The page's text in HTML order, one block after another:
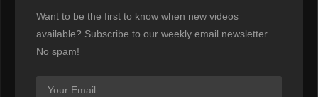
Want to be the first to know when new videos
available? Subscribe to our weekly email newsletter.
No spam!